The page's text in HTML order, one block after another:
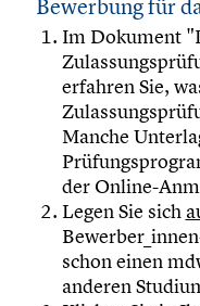
Bewerbung für
Im Dokument
erfahren Sie,
Manche
der Online-
Legen Sie sich
schon einen
anderen